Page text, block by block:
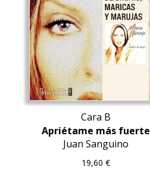
Cara B
Apriétame más fuerte
Juan Sanguino
19,60€